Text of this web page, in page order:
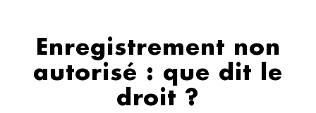
Enregistrement non
autorisé : que dit le
droit ?